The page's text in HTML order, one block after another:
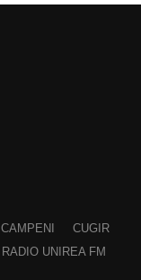
CAMPENI
CUGIR
RADIO UNIREA FM